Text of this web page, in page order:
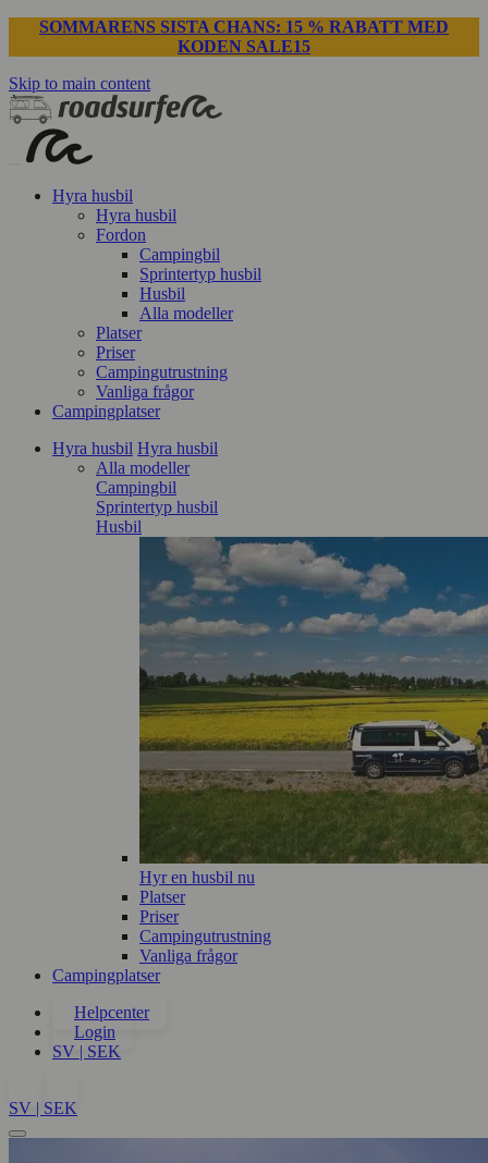
SOMMARENS SISTA CHANS: 15 % RABATT MED
KODEN SALE15
Skip to main content
Hyra husbil
Hyra husbil
Fordon
Campingbil
Sprintertyp husbil
Husbil
Alla modeller
Platser
Priser
Campingutrustning
Vanliga frågor
Campingplatser
Hyra husbil Hyra husbil
Alla modeller
Campingbil
Sprintertyp husbil
Husbil
Hyr en husbil nu
Platser
Priser
Campingutrustning
Vanliga frågor
Campingplatser
Helpcenter
Login
SV | SEK
SV | SEK